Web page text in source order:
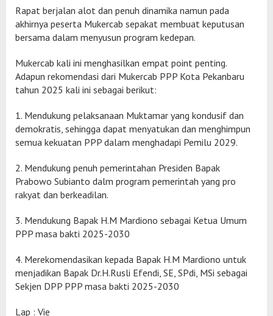
Rapat berjalan alot dan penuh dinamika namun pada
akhirnya peserta Mukercab sepakat membuat keputusan
bersama dalam menyusun program kedepan.
Mukercab kali ini menghasilkan empat point penting.
Adapun rekomendasi dari Mukercab PPP Kota Pekanbaru
tahun 2025 kali ini sebagai berikut:
1. Mendukung pelaksanaan Muktamar yang kondusif dan
demokratis, sehingga dapat menyatukan dan menghimpun
semua kekuatan PPP dalam menghadapi Pemilu 2029.
2. Mendukung penuh pemerintahan Presiden Bapak
Prabowo Subianto dalm program pemerintah yang pro
rakyat dan berkeadilan.
3. Mendukung Bapak H.M Mardiono sebagai Ketua Umum
PPP masa bakti 2025-2030
4. Merekomendasikan kepada Bapak H.M Mardiono untuk
menjadikan Bapak Dr.H.Rusli Efendi, SE, SPdi, MSi sebagai
Sekjen DPP PPP masa bakti 2025-2030
Lap : Vie